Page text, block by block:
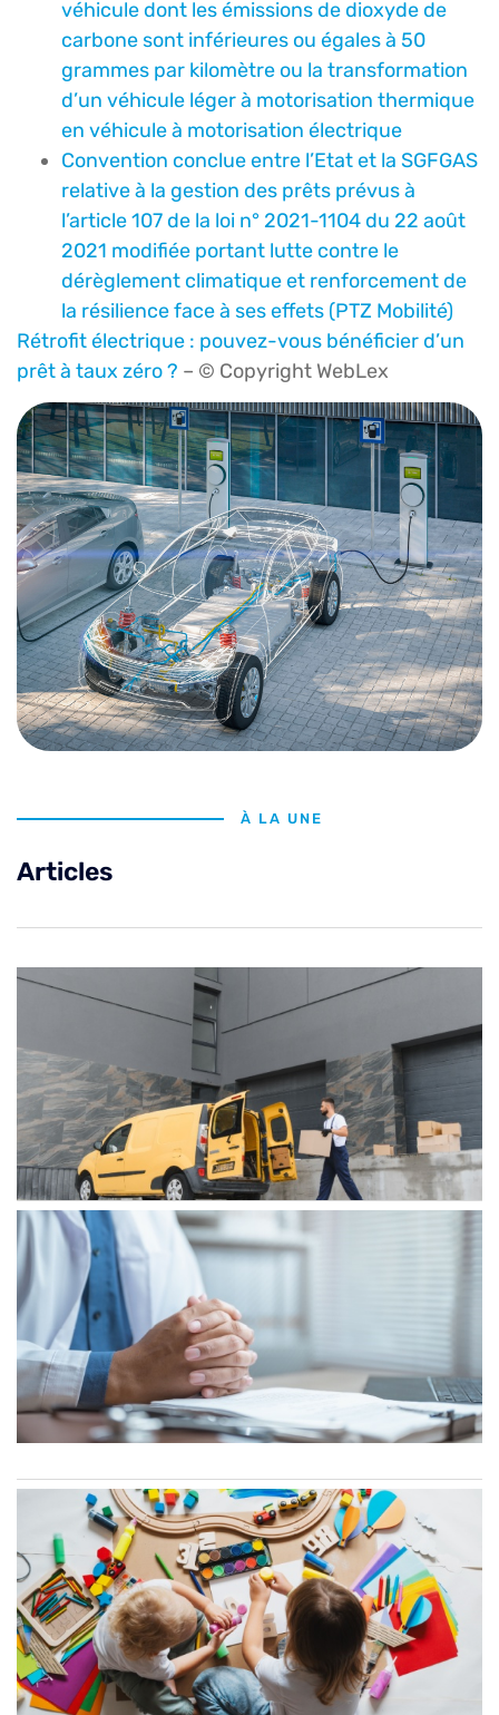
véhicule dont les émissions de dioxyde de
carbone sont inférieures ou égales à 50
grammes par kilomètre ou la transformation
d’un véhicule léger à motorisation thermique
en véhicule à motorisation électrique
Convention conclue entre l’Etat et la SGFGAS
relative à la gestion des prêts prévus à
l’article 107 de la loi n° 2021-1104 du 22 août
2021 modifiée portant lutte contre le
dérèglement climatique et renforcement de
la résilience face à ses effets (PTZ Mobilité)
Rétrofit électrique : pouvez-vous bénéficier d’un
prêt à taux zéro ? – © Copyright WebLex
À LA UNE
Articles